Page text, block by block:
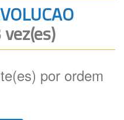
Legislação
Canais
por ordem